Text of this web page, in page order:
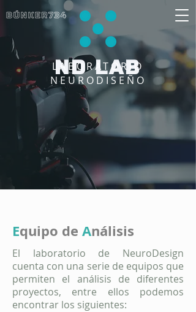
ND LAB
LABORATORIO
NEURODISEÑO
Equipo de Análisis
El laboratorio de NeuroDesign
cuenta con una serie de equipos que
permiten el análisis de diferentes
proyectos, entre ellos podemos
encontrar los siguientes: